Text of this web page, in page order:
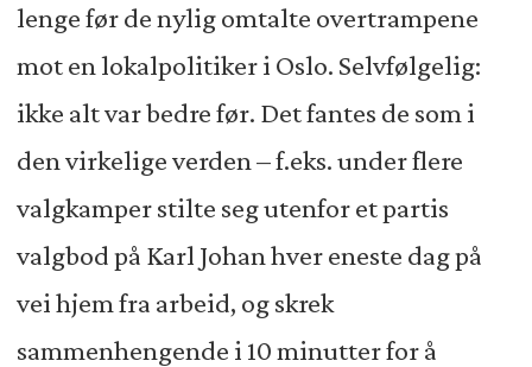
lenge før de nylig omtalte overtrampene
mot en lokalpolitiker i Oslo. Selvfølgelig:
ikke alt var bedre før. Det fantes de som i
den virkelige verden – f.eks. under flere
valgkamper stilte seg utenfor et partis
valgbod på Karl Johan hver eneste dag på
vei hjem fra arbeid, og skrek
sammenhengende i 10 minutter for å